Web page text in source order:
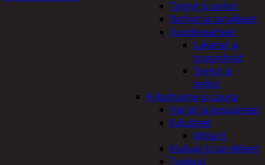
Tyynyt ja peitot
Verhot ja tarvikkeet
Vuodevaatteet
Lakanat ja
tyynynlinat
Tyynyt ja
peitot
Kylpyhuone ja sauna
Harjat ja pesuaineet
Kalusteet
Mittarit
Kiukaat ja tarvikkeet
Tuoksut